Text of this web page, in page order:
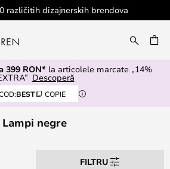
399 RON* la articolele marcate „14%
Descoperă
BEST COPIE
Lampi negre
FILTRU